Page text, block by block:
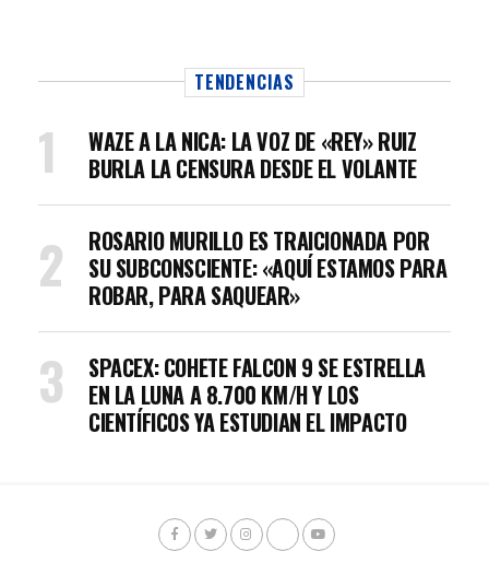
TENDENCIAS
WAZE A LA NICA: LA VOZ DE «REY» RUIZ
BURLA LA CENSURA DESDE EL VOLANTE
ROSARIO MURILLO ES TRAICIONADA POR
SU SUBCONSCIENTE: «AQUÍ ESTAMOS PARA
ROBAR, PARA SAQUEAR»
SPACEX: COHETE FALCON 9 SE ESTRELLA
EN LA LUNA A 8.700 KM/H Y LOS
CIENTÍFICOS YA ESTUDIAN EL IMPACTO